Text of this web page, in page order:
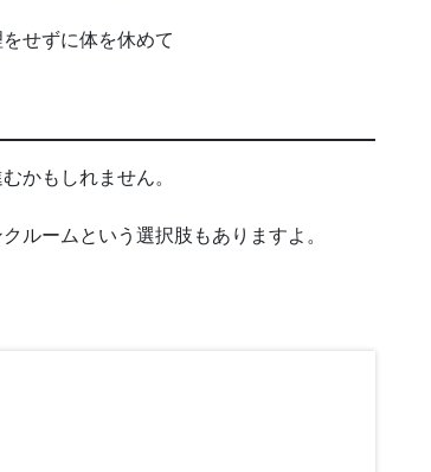
せずに体を休めて
かもしれません。
ルームという選択肢もありますよ。